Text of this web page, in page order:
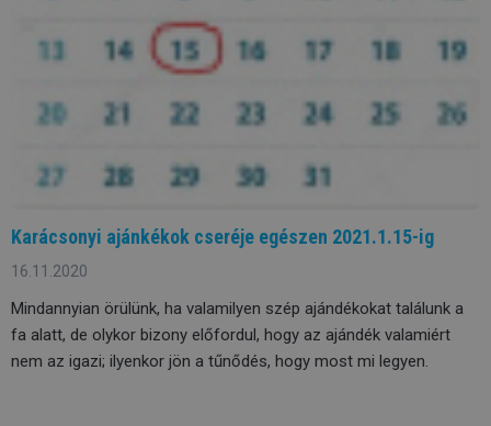
Karácsonyi ajánkékok cseréje egészen 2021.1.15-ig
16.11.2020
Mindannyian örülünk, ha valamilyen szép ajándékokat találunk a
fa alatt, de olykor bizony előfordul, hogy az ajándék valamiért
nem az igazi; ilyenkor jön a tűnődés, hogy most mi legyen.